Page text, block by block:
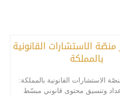
منصّة الاستشارات القانونية
بالمملكة
الاستشارات القانونية بالمملكة:
وتنسيق محتوى قانوني مبسّط